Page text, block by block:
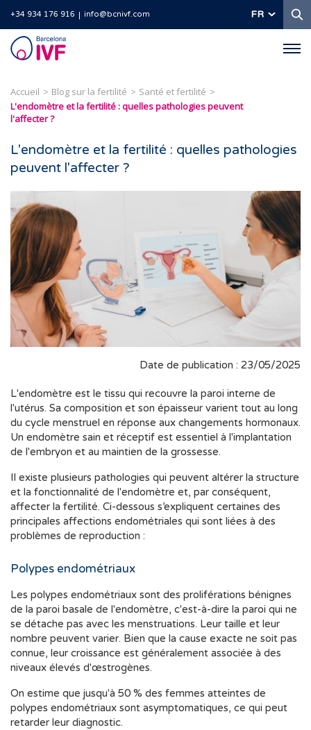
+34 934 176 916 info@bcnivf.com FR
Barcelona
IVF
Accueil Blog sur la fertilité
Santé et fertilité
L'endomètre et la fertilité : quelles pathologies peuvent
l'affecter ?
L'endomètre et la fertilité : quelles pathologies
peuvent l'affecter ?
Date de publication : 23/05/2025
L'endomètre est le tissu qui recouvre la paroi interne de
l'utérus. Sa composition et son épaisseur varient tout au long
du cycle menstruel en réponse aux changements hormonaux.
Un endomètre sain et réceptif est essentiel à l'implantation
de l'embryon et au maintien de la grossesse.
Il existe plusieurs pathologies qui peuvent altérer la structure
et la fonctionnalité de l'endomètre et, par conséquent,
affecter la fertilité. Ci-dessous s’expliquent certaines des
principales affections endométriales qui sont liées à des
problèmes de reproduction :
Polypes endométriaux
Les polypes endométriaux sont des proliférations bénignes
de la paroi basale de l'endomètre, c'est-à-dire la paroi qui ne
se détache pas avec les menstruations. Leur taille et leur
nombre peuvent varier. Bien que la cause exacte ne soit pas
connue, leur croissance est généralement associée à des
niveaux élevés d'œstrogènes.
On estime que jusqu'à 50 % des femmes atteintes de
polypes endométriaux sont asymptomatiques, ce qui peut
retarder leur diagnostic.